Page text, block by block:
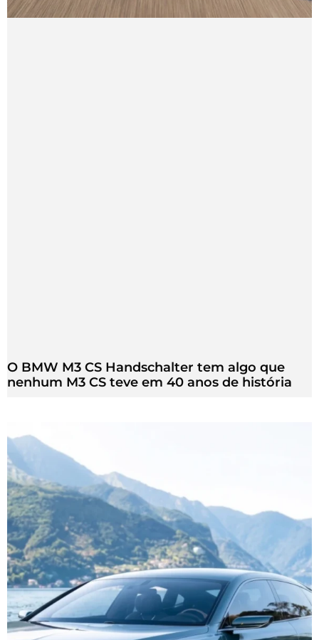
O BMW M3 CS Handschalter tem algo que
nenhum M3 CS teve em 40 anos de história